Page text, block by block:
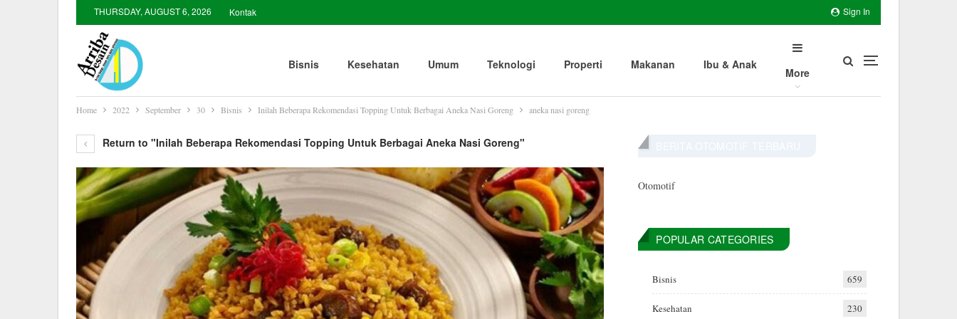
Sign In
THURSDAY, AUGUST 6, 2026 Kontak
Bisnis Kesehatan Umum Teknologi Properti Makanan Ibu & Anak
More
Home 2022 September 30 Bisnis Inilah Beberapa Rekomendasi Topping Untuk Berbagai Aneka Nasi Goreng aneka nasi goreng
Return to "Inilah Beberapa Rekomendasi Topping Untuk Berbagai Aneka Nasi Goreng"
Otomotif
POPULAR CATEGORIES
Bisnis 659
Kesehatan 230